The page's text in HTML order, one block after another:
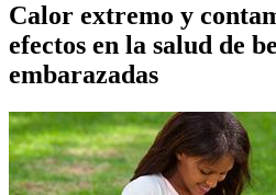
Calor extremo y
efectos en la salud de
embarazadas